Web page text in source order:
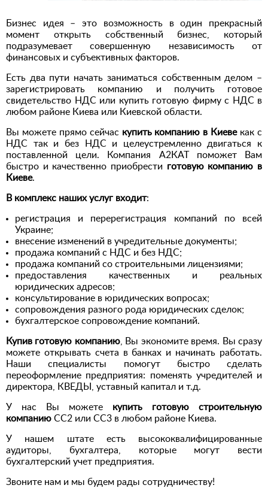
Бизнес идея – это возможность в один прекрасный
момент открыть собственный бизнес, который
подразумевает совершенную независимость от
финансовых и субъективных факторов.
Есть два пути начать заниматься собственным делом –
зарегистрировать компанию и получить готовое
свидетельство НДС или купить готовую фирму с НДС в
любом районе Киева или Киевской области.
Вы можете прямо сейчас купить компанию в Киевекак с
НДС так и без НДС и целеустремленно двигаться к
поставленной цели. Компания А2КАТ поможет Вам
быстро и качественно приобрести готовую компанию в
Киеве.
В комплекс наших услуг входит:
регистрация и перерегистрация компаний по всей
Украине;
внесение изменений в учредительные документы;
продажа компаний с НДС и без НДС;
продажа компаний со строительными лицензиями;
предоставления качественных и реальных
юридических адресов;
консультирование в юридических вопросах;
сопровождения разного рода юридических сделок;
бухгалтерское сопровождение компаний.
Купив готовую компанию, Вы экономите время. Вы сразу
можете открывать счета в банках и начинать работать.
Наши специалисты помогут быстро сделать
переоформление предприятия: поменять учредителей и
директора, КВЕДЫ, уставный капитал и т.д.
У нас Вы можете купить готовую строительную
компанию СС2 или СС3 в любом районе Киева.
У нашем штате есть высококвалифицированные
аудиторы, бухгалтера, которые могут вести
бухгалтерский учет предприятия.
Звоните нам и мы будем рады сотрудничеству!